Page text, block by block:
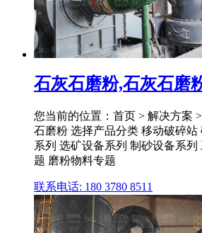
石灰石磨粉,石灰石磨
您当前的位置：首页 > 解决方案
石磨粉 选择产品分类 移动破碎
系列 选矿设备系列 制砂设备系
题 磨粉物料专题
联系电话: 180 3780 8511